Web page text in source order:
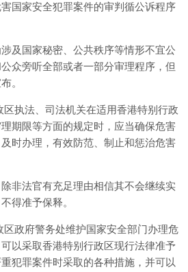
国家安全犯罪案件的审判循公诉程序
及国家秘密、公共秩序等情形不宜公
众旁听全部或者一部分审理程序，但
。
执法、司法机关在适用香港特别行政
期限等方面的规定时，应当确保危害
时办理，有效防范、制止和惩治危害
非法官有充足理由相信其不会继续实
得准予保释。
政府警务处维护国家安全部门办理危
以采取香港特别行政区现行法律准予
犯罪案件时采取的各种措施，并可以